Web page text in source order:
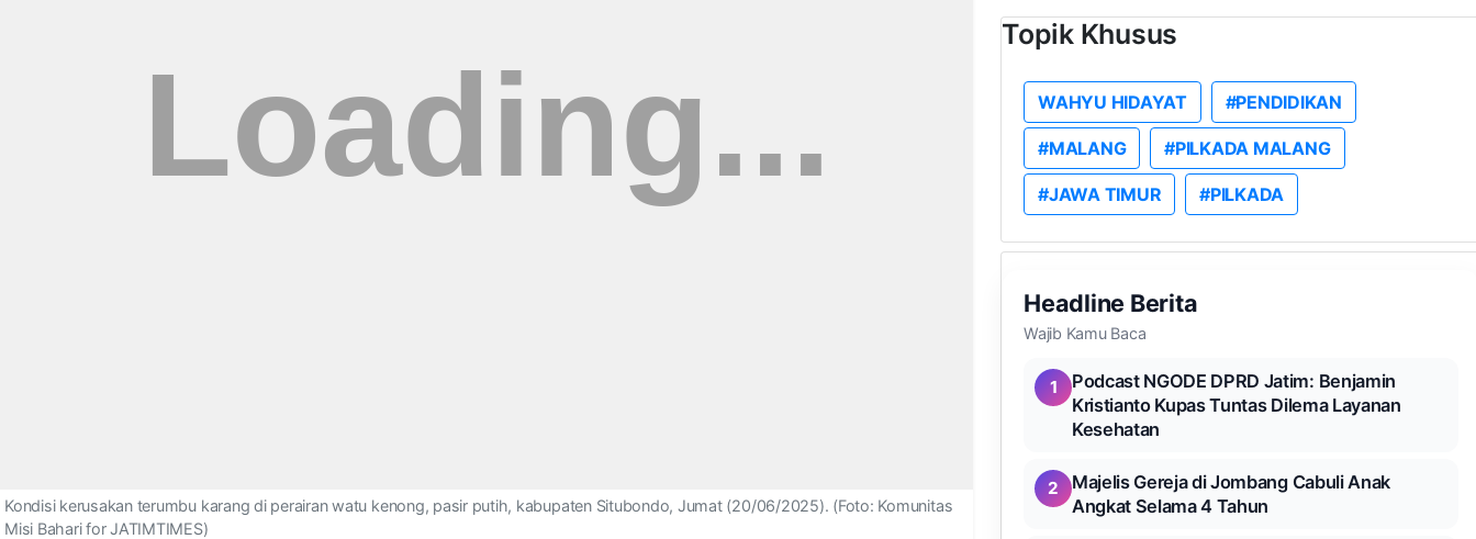
Kondisi kerusakan terumbu karang di perairan watu kenong, pasir putih, kabupaten Situbondo, Jumat (20/06/2025). (Foto: Komunitas
Misi Bahari for JATIMTIMES)
Topik Khusus
WAHYU HIDAYAT #PENDIDIKAN
#MALANG #PILKADA MALANG
#JAWA TIMUR #PILKADA
Headline Berita
Wajib Kamu Baca
1
Podcast NGODE DPRD Jatim: Benjamin
Kristianto Kupas Tuntas Dilema Layanan
Kesehatan
2
Majelis Gereja di Jombang Cabuli Anak
Angkat Selama 4 Tahun